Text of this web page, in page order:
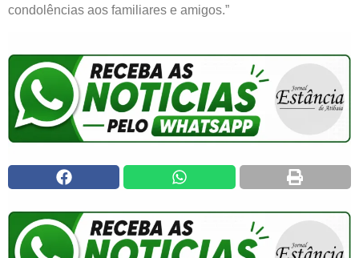
condolências aos familiares e amigos.”